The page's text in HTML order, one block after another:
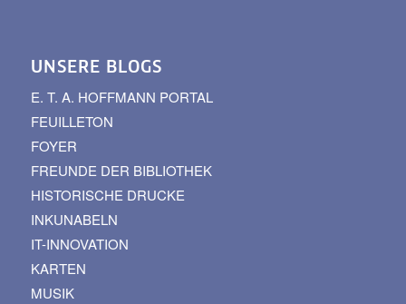
UNSERE BLOGS
E. T. A. HOFFMANN PORTAL
FEUILLETON
FOYER
FREUNDE DER BIBLIOTHEK
HISTORISCHE DRUCKE
INKUNABELN
IT-INNOVATION
KARTEN
MUSIK